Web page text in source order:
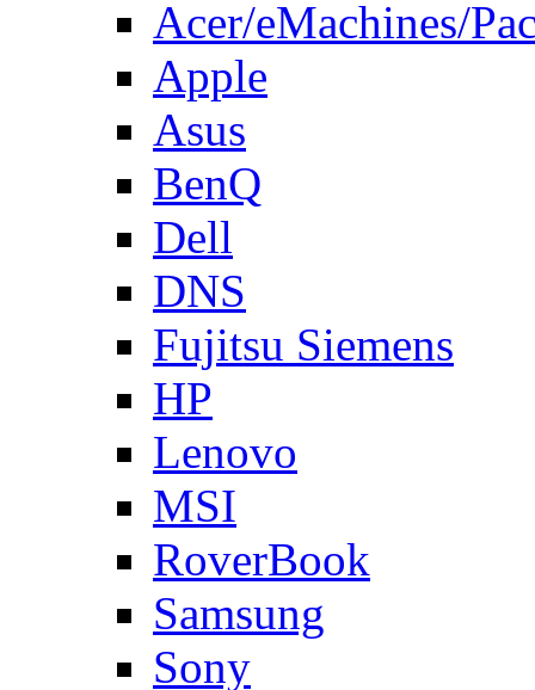
Acer/eMachines/
Apple
Asus
BenQ
Dell
DNS
Fujitsu Siemens
HP
Lenovo
MSI
RoverBook
Samsung
Sony